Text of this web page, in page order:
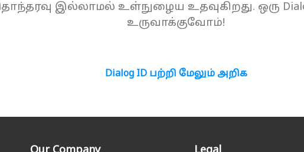
இல்லாமல் உள்நுழைய உதவுகிறது. ஒரு
உருவாக்குவோம்!
Dialog ID பற்றி மேலும் அறிக